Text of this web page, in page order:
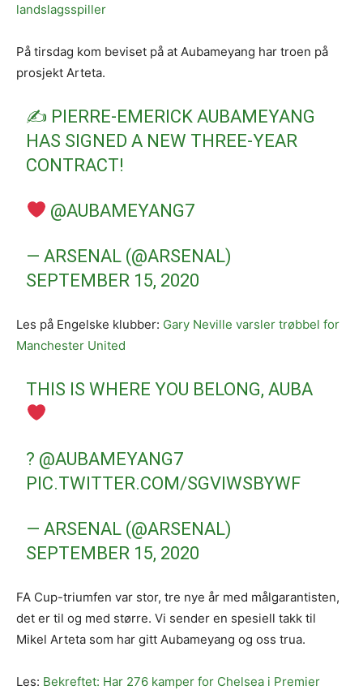
landslagsspiller
På tirsdag kom beviset på at Aubameyang har troen på
prosjekt Arteta.
✍️ PIERRE-EMERICK AUBAMEYANG
HAS SIGNED A NEW THREE-YEAR
CONTRACT!
@AUBAMEYANG7
— ARSENAL (@ARSENAL)
SEPTEMBER 15, 2020
Les på Engelske klubber: Gary Neville varsler trøbbel for
Manchester United
THIS IS WHERE YOU BELONG, AUBA
? @AUBAMEYANG7
PIC.TWITTER.COM/SGVIWSBYWF
— ARSENAL (@ARSENAL)
SEPTEMBER 15, 2020
FA Cup-triumfen var stor, tre nye år med målgarantisten,
det er til og med større. Vi sender en spesiell takk til
Mikel Arteta som har gitt Aubameyang og oss trua.
Les: Bekreftet: Har 276 kamper for Chelsea i Premier